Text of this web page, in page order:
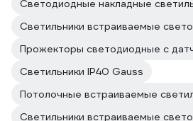
Светодиодные накладные
Светильники IP40 Gauss
Потолочные встраиваемые